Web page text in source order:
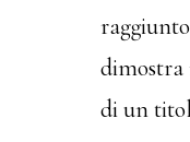
dimostra
di un